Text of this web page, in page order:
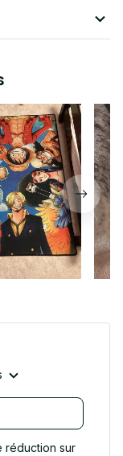
réduction sur